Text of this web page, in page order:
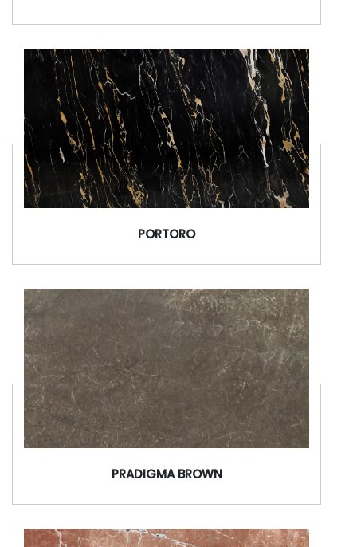
PALISSANDRO GREY
PORTORO
PRADIGMA BROWN